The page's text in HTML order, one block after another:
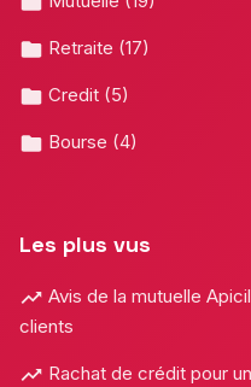
Retraite (17)
Credit (5)
Bourse (4)
Les plus vus
Avis de la mutuelle
clients
Rachat de crédit pour